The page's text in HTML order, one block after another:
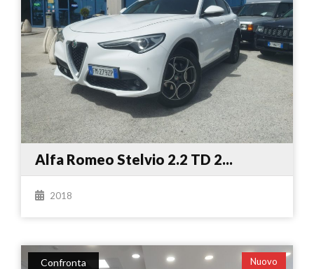
Alfa Romeo Stelvio 2.2 TD 2...
2018
Nuovo
Confronta